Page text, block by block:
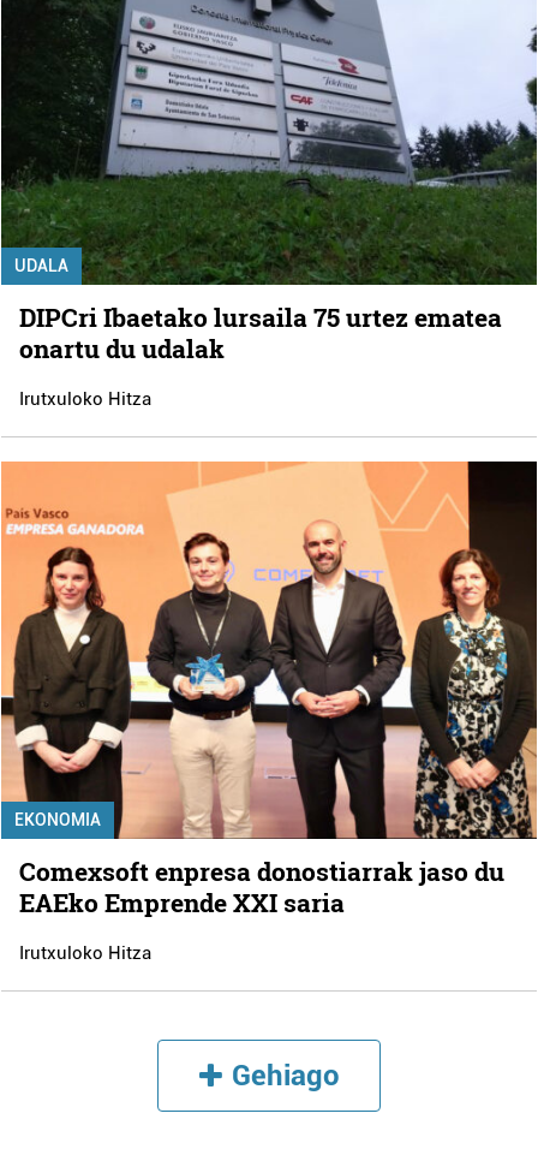
UDALA
DIPCri Ibaetako lursaila 75 urtez ematea
onartu du udalak
Irutxuloko Hitza
EKONOMIA
Comexsoft enpresa donostiarrak jaso du
EAEko Emprende XXI saria
Irutxuloko Hitza
Gehiago